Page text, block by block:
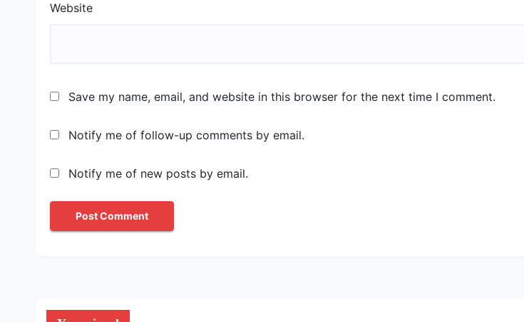
Website
Save my name, email, and website in this browser for the next time I comment.
Notify me of follow-up comments by email.
Notify me of new posts by email.